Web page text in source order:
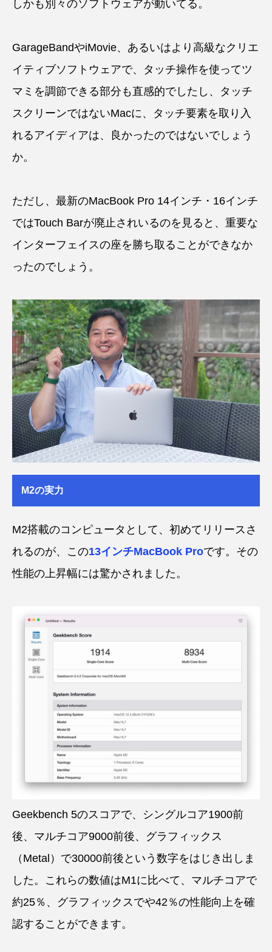
しかも別々のソフトウェアが動いてる。
GarageBandやiMovie、あるいはより高級なクリエ
イティブソフトウェアで、タッチ操作を使ってツ
マミを調節できる部分も直感的でしたし、タッチ
スクリーンではないMacに、タッチ要素を取り入
れるアイディアは、良かったのではないでしょう
か。
ただし、最新のMacBook Pro 14インチ・16インチ
ではTouch Barが廃止されいるのを見ると、重要な
インターフェイスの座を勝ち取ることができなか
ったのでしょう。
M2の実力
M2搭載のコンピュータとして、初めてリリースさ
れるのが、この13インチMacBook Proです。その
性能の上昇幅には驚かされました。
Geekbench 5のスコアで、シングルコア1900前
後、マルチコア9000前後、グラフィックス
（Metal）で30000前後という数字をはじき出しま
した。これらの数値はM1に比べて、マルチコアで
約25％、グラフィックスでや42％の性能向上を確
認することができます。